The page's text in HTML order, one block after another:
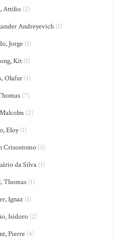
Attilio(2)
Andreyevich(1)
Jorge (1)
Kit (1)
Olafur(1)
(7)
(2)
Eloy(1)
Crisostomo(3)
da Silva (1)
Thomas (1)
Ignaz (1)
Isidoro (2)
Pierre (4)